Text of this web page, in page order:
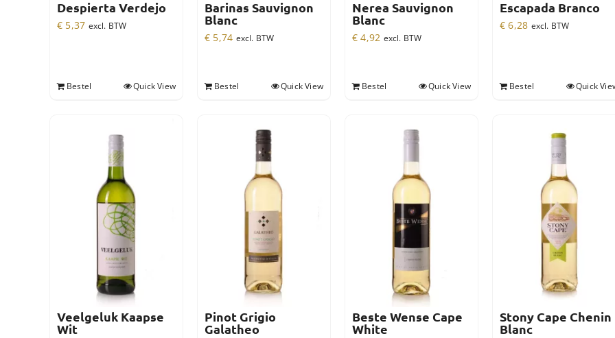
Despierta Verdejo
€ 5,37 excl. BTW
Bestel Quick View
Barinas Sauvignon
Blanc
€ 5,74 excl. BTW
Bestel Quick View
Nerea Sauvignon
Blanc
€ 4,92 excl. BTW
Bestel Quick View
Escapada Branco
€ 6,28 excl. BTW
Bestel Quick
Veelgeluk Kaapse
Wit
Pinot Grigio
Galatheo
Beste Wense Cape
White
Stony Cape Chenin
Blanc